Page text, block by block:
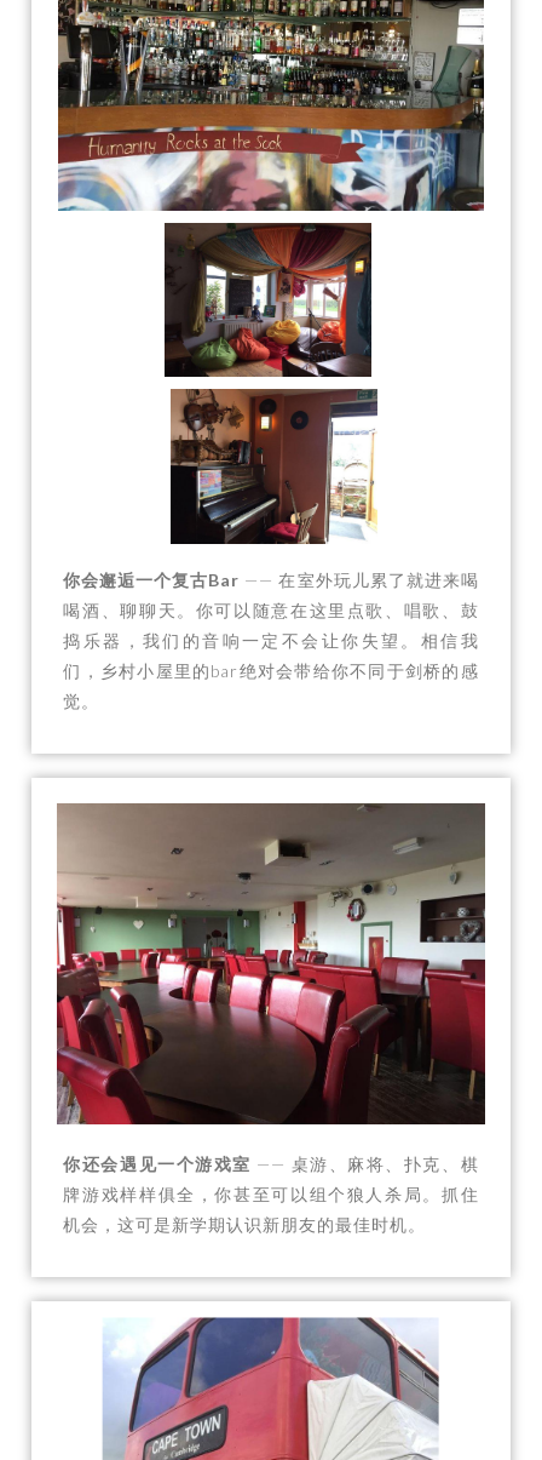
你会邂逅一个复古Bar —— 在室外玩儿累了就进来喝
喝酒、聊聊天。你可以随意在这里点歌、唱歌、鼓
捣乐器，我们的音响一定不会让你失望。相信我
们，乡村小屋里的bar绝对会带给你不同于剑桥的感
觉。
你还会遇见一个游戏室 —— 桌游、麻将、扑克、棋
牌游戏样样俱全，你甚至可以组个狼人杀局。抓住
机会，这可是新学期认识新朋友的最佳时机。